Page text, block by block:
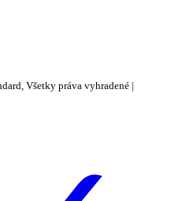
Všetky práva vyhradené |